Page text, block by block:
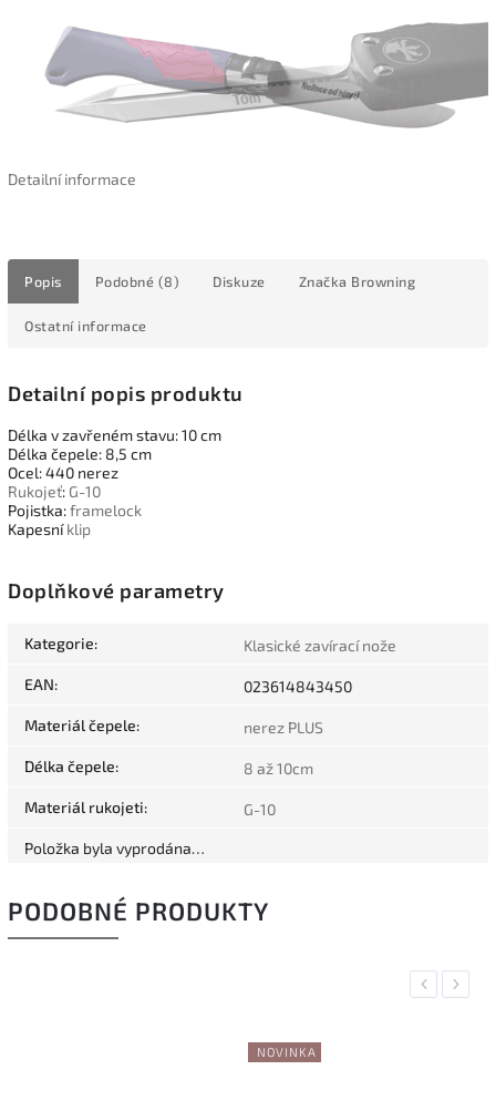
Detailní informace
Popis Podobné (8) Diskuze Značka Browning
Ostatní informace
Detailní popis produktu
Délka v zavřeném stavu: 10 cm
Délka čepele: 8,5 cm
Ocel: 440 nerez
Rukojeť: G-10
Pojistka:framelock
Kapesníklip
Doplňkové parametry
Kategorie: Klasické zavírací nože
EAN: 023614843450
Materiál čepele: nerez PLUS
Délka čepele: 8 až 10cm
Materiál rukojeti: G-10
Položka byla vyprodána…
PODOBNÉ PRODUKTY
Previous
NOVINKA
Next